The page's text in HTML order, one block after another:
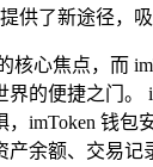
了新途径，
心焦点，而
的便捷之门
imToken 钱
余额、交易